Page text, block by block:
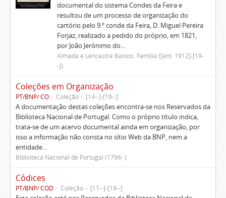
documental do sistema Condes da Feira e
resultou de um processo de organização do
cartório pelo 9.º conde da Feira, D. Miguel Pereira
Forjaz, realizado a pedido do próprio, em 1821,
por João Jerónimo do...
Almada e Lencastre Bastos. Família ([ant. 1912]-[19-
-])
Coleções em Organização
PT/BNP/ CO Coleção [14--]-[19--]
A documentação destas coleções encontra-se nos Reservados da
Biblioteca Nacional de Portugal. Como o próprio título indica,
trata-se de um acervo documental ainda em organização, por
isso a informação não consta no sítio Web da BNP, nem a
entidade...
Biblioteca Nacional de Portugal (1796- )
Códices
PT/BNP/ COD Coleção [11--]-[19--]